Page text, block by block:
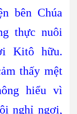
bên Chúa
thực nuôi
Kitô hữu.
thấy mệt
hiểu vì
nghỉ ngơi,